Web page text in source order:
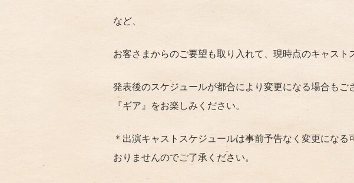
など、
お客さまからのご要望も取り入れて、現時点のキャスト
発表後のスケジュールが都合により変更になる場合も
『ギア』をお楽しみください。
＊出演キャストスケジュールは事前予告なく変更にな
おりませんのでご了承ください。